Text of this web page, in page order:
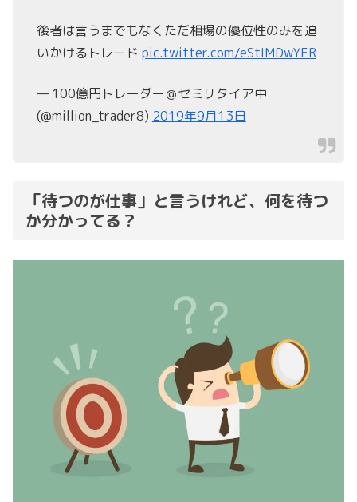
後者は言うまでもなくただ相場の優位性のみを追
いかけるトレード pic.twitter.com/eStIMDwYFR
— 100億円トレーダー＠セミリタイア中
(@million_trader8) 2019年9月13日
「待つのが仕事」と言うけれど、何を待つ
か分かってる？